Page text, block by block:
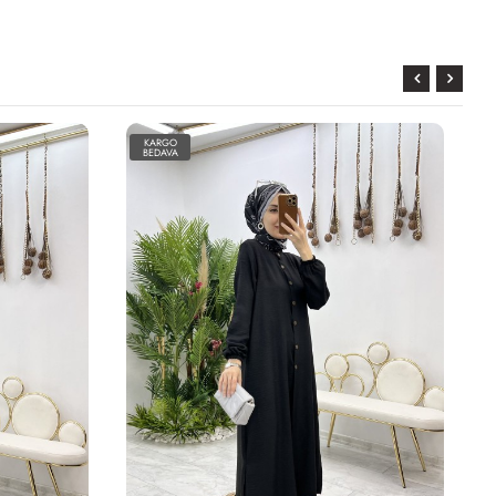
KARGO
BEDAVA